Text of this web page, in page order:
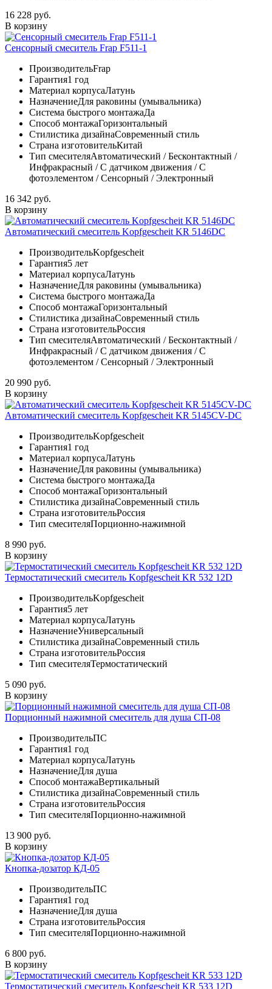
16 228 руб.
В корзину
Сенсорный смеситель Frap F511-1
ПроизводительFrap
Гарантия1 год
Материал корпусаЛатунь
НазначениеДля раковины (умывальника)
Система быстрого монтажаДа
Способ монтажаГоризонтальный
Стилистика дизайнаСовременный стиль
Страна изготовительКитай
Тип смесителяАвтоматический / Бесконтактный /
Инфракрасный / С датчиком движения / С
фотоэлементом / Сенсорный / Электронный
16 342 руб.
В корзину
Автоматический смеситель Kopfgescheit KR 5146DC
ПроизводительKopfgescheit
Гарантия5 лет
Материал корпусаЛатунь
НазначениеДля раковины (умывальника)
Система быстрого монтажаДа
Способ монтажаГоризонтальный
Стилистика дизайнаСовременный стиль
Страна изготовительРоссия
Тип смесителяАвтоматический / Бесконтактный /
Инфракрасный / С датчиком движения / С
фотоэлементом / Сенсорный / Электронный
20 990 руб.
В корзину
Автоматический смеситель Kopfgescheit KR 5145CV-DC
ПроизводительKopfgescheit
Гарантия1 год
Материал корпусаЛатунь
НазначениеДля раковины (умывальника)
Система быстрого монтажаДа
Способ монтажаГоризонтальный
Стилистика дизайнаСовременный стиль
Страна изготовительРоссия
Тип смесителяПорционно-нажимной
8 990 руб.
В корзину
Термостатический смеситель Kopfgescheit KR 532 12D
ПроизводительKopfgescheit
Гарантия5 лет
Материал корпусаЛатунь
НазначениеУниверсальный
Стилистика дизайнаСовременный стиль
Страна изготовительРоссия
Тип смесителяТермостатический
5 090 руб.
В корзину
Порционный нажимной смеситель для душа СП-08
ПроизводительПС
Гарантия1 год
Материал корпусаЛатунь
НазначениеДля душа
Способ монтажаВертикальный
Стилистика дизайнаСовременный стиль
Страна изготовительРоссия
Тип смесителяПорционно-нажимной
13 900 руб.
В корзину
Кнопка-дозатор КД-05
ПроизводительПС
Гарантия1 год
НазначениеДля душа
Страна изготовительРоссия
Тип смесителяПорционно-нажимной
6 800 руб.
В корзину
Термостатический смеситель Kopfgescheit KR 533 12D